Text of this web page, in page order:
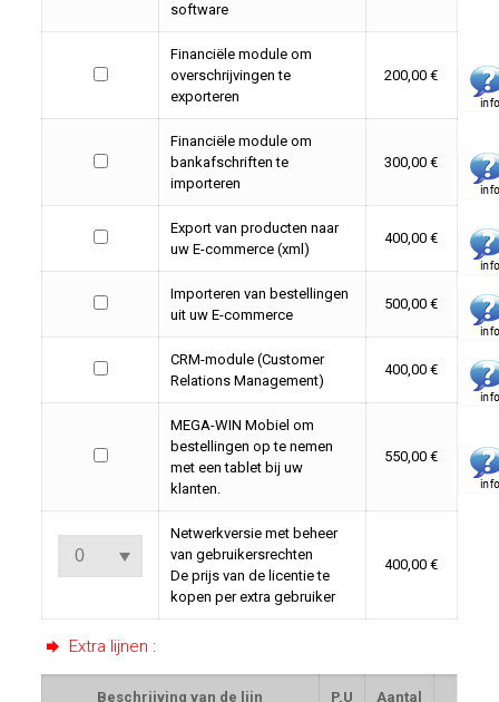
software
Financiële module om
overschrijvingen te
exporteren
200,00 €
Financiële module om
bankafschriften te
importeren
300,00 €
Export van producten naar
uw E-commerce (xml)
400,00 €
Importeren van bestellingen
uit uw E-commerce
500,00 €
CRM-module (Customer
Relations Management)
400,00 €
MEGA-WIN Mobiel om
bestellingen op te nemen
met een tablet bij uw
klanten.
550,00 €
Netwerkversie met beheer
van gebruikersrechten
De prijs van de licentie te
kopen per extra gebruiker
400,00 €
Extra lijnen :
Beschrijving van de lijn P.U Aantal